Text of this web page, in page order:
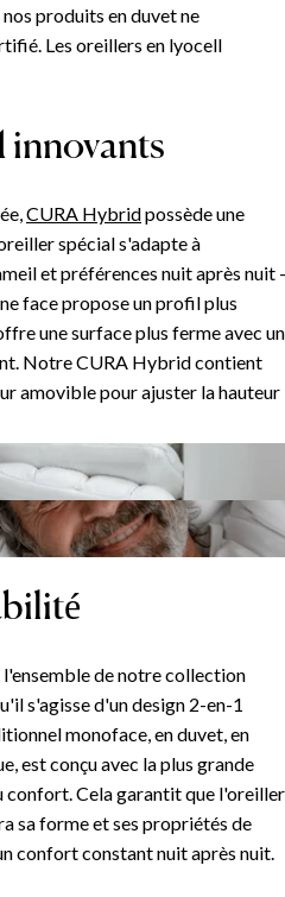
produits en duvet ne
Les oreillers en lyocell
des environnements plus
qui ont chaud et transpirent
des propriétés naturellement
un choix parfait pour les peaux
Le coton biologique est
respectueux de l'environnement
de l'écologie.
innovants
CURA Hybridpossède une
spécial s'adapte à
et préférences nuit après nuit
face propose un profil plus
une surface plus ferme avec un
Notre CURA Hybrid contient
amovible pour ajuster la hauteur
de notre collection
s'agisse d'un design 2-en-1
monoface, en duvet, en
est conçu avec la plus grande
confort. Cela garantit que l'oreiller
sa forme et ses propriétés de
confort constant nuit après nuit.